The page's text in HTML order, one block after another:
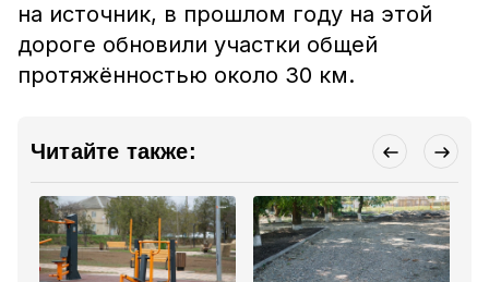
на источник, в прошлом году на этой
дороге обновили участки общей
протяжённостью около 30 км.
Читайте также: